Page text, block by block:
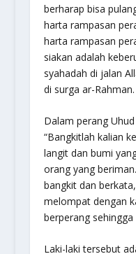
berharap bisa
harta rampasan
harta rampasan
siakan adalah
syahadah di jalan
di surga ar-Rahman.
Dalam perang
“Bangkitlah kalian
langit dan bumi
orang yang
bangkit dan
melompat dengan
berperang sehingga
Laki-laki tersebut